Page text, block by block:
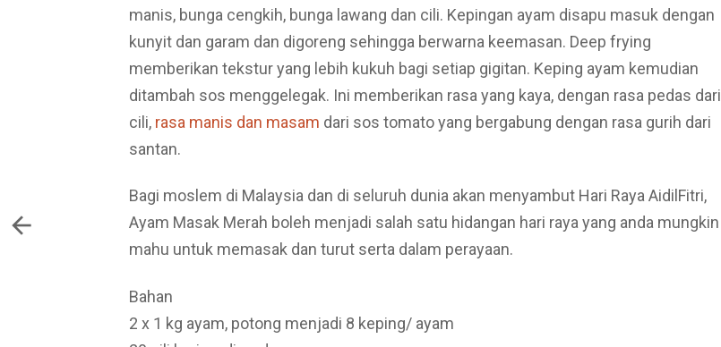
manis, bunga cengkih, bunga lawang dan cili. Kepingan ayam disapu masuk dengan
kunyit dan garam dan digoreng sehingga berwarna keemasan. Deep frying
memberikan tekstur yang lebih kukuh bagi setiap gigitan. Keping ayam kemudian
ditambah sos menggelegak. Ini memberikan rasa yang kaya, dengan rasa pedas dari
cili, rasa manis dan masam dari sos tomato yang bergabung dengan rasa gurih dari
santan.
Bagi moslem di Malaysia dan di seluruh dunia akan menyambut Hari Raya AidilFitri,
Ayam Masak Merah boleh menjadi salah satu hidangan hari raya yang anda mungkin
mahu untuk memasak dan turut serta dalam perayaan.
Bahan
2 x 1 kg ayam, potong menjadi 8 keping/ ayam